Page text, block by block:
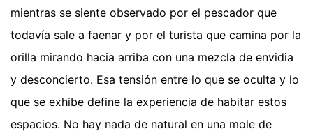
mientras se siente observado por el pescador que
todavía sale a faenar y por el turista que camina por la
orilla mirando hacia arriba con una mezcla de envidia
y desconcierto. Esa tensión entre lo que se oculta y lo
que se exhibe define la experiencia de habitar estos
espacios. No hay nada de natural en una mole de